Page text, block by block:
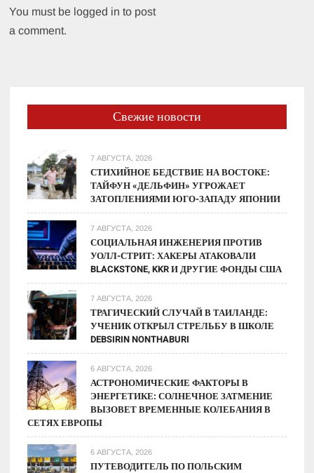
You must be logged in to post
a comment.
Свежие новости
7 АВГУСТА, 2026
СТИХИЙНОЕ БЕДСТВИЕ НА ВОСТОКЕ:
ТАЙФУН «ДЕЛЬФИН» УГРОЖАЕТ
ЗАТОПЛЕНИЯМИ ЮГО-ЗАПАДУ ЯПОНИИ
7 АВГУСТА, 2026
СОЦИАЛЬНАЯ ИНЖЕНЕРИЯ ПРОТИВ
УОЛЛ-СТРИТ: ХАКЕРЫ АТАКОВАЛИ
BLACKSTONE, KKR И ДРУГИЕ ФОНДЫ США
7 АВГУСТА, 2026
ТРАГИЧЕСКИЙ СЛУЧАЙ В ТАИЛАНДЕ:
УЧЕНИК ОТКРЫЛ СТРЕЛЬБУ В ШКОЛЕ
DEBSIRIN NONTHABURI
6 АВГУСТА, 2026
АСТРОНОМИЧЕСКИЕ ФАКТОРЫ В
ЭНЕРГЕТИКЕ: СОЛНЕЧНОЕ ЗАТМЕНИЕ
ВЫЗОВЕТ ВРЕМЕННЫЕ КОЛЕБАНИЯ В
СЕТЯХ ЕВРОПЫ
6 АВГУСТА, 2026
ПУТЕВОДИТЕЛЬ ПО ПОЛЬСКИМ